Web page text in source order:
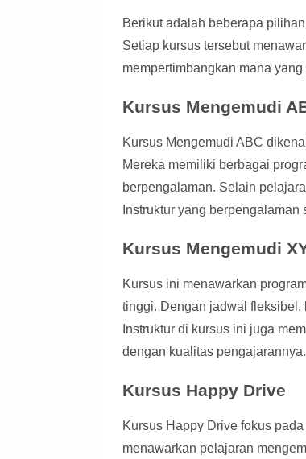
Berikut adalah beberapa
Setiap kursus tersebut
mempertimbangkan mana
Kursus Mengemudi
Kursus Mengemudi ABC
Mereka memiliki berbagai
berpengalaman. Selain
Instruktur yang
Kursus Mengemudi
Kursus ini menawarkan
tinggi. Dengan jadwal
Instruktur di kursus ini juga
dengan kualitas pengajarannya.
Kursus Happy Drive
Kursus Happy Drive fokus
menawarkan pelajaran